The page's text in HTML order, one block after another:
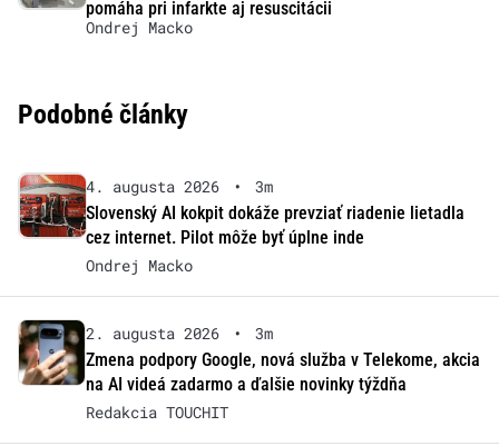
pomáha pri infarkte aj resuscitácii
Ondrej Macko
Podobné články
4. augusta 2026 •
3m
Slovenský AI kokpit dokáže prevziať riadenie lietadla
cez internet. Pilot môže byť úplne inde
Ondrej Macko
2. augusta 2026 •
3m
Zmena podpory Google, nová služba v Telekome, akcia
na AI videá zadarmo a ďalšie novinky týždňa
Redakcia TOUCHIT